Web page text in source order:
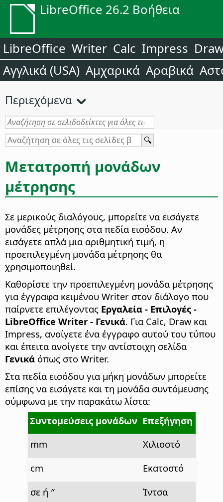
LibreOffice 26.2 Βοήθεια
LibreOffice Writer Calc Impress
Αγγλικά (USA) Αμχαρικά Αραβικά
Περιεχόμενα
Μετατροπή μονάδων
μέτρησης
Σε μερικούς διαλόγους, μπορείτε να εισάγετε
μονάδες μέτρησης στα πεδία εισόδου. Αν
εισάγετε απλά μια αριθμητική τιμή, η
προεπιλεγμένη μονάδα μέτρησης θα
χρησιμοποιηθεί.
Καθορίστε την προεπιλεγμένη μονάδα μέτρησης
για έγγραφα κειμένου Writer στον διάλογο που
παίρνετε επιλέγοντας Εργαλεία - Επιλογές -
LibreOffice Writer - Γενικά. Για Calc, Draw και
Impress, ανοίγετε ένα έγγραφο αυτού του τύπου
και έπειτα ανοίγετε την αντίστοιχη σελίδα
Γενικά όπως στο Writer.
Στα πεδία εισόδου για μήκη μονάδων μπορείτε
επίσης να εισάγετε και τη μονάδα συντόμευσης
σύμφωνα με την παρακάτω λίστα:
Συντομεύσεις μονάδων Επεξήγηση
mm
Χιλιοστό
cm
Εκατοστό
σε ή ″
Ίντσα